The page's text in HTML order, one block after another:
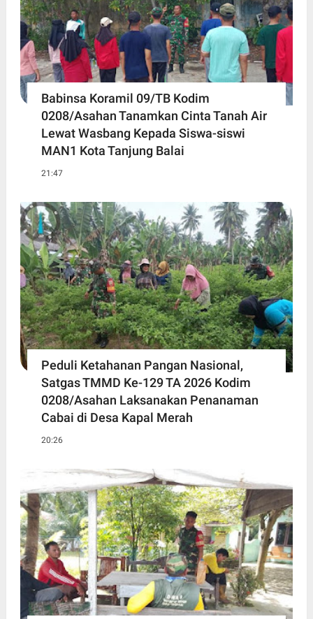
Babinsa Koramil 09/TB Kodim
0208/Asahan Tanamkan Cinta Tanah Air
Lewat Wasbang Kepada Siswa-siswi
MAN1 Kota Tanjung Balai
21:47
Peduli Ketahanan Pangan Nasional,
Satgas TMMD Ke-129 TA 2026 Kodim
0208/Asahan Laksanakan Penanaman
Cabai di Desa Kapal Merah
20:26